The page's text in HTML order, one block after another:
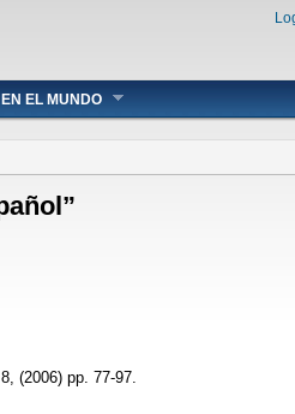
EL MUNDO
(2006) pp. 77-97.